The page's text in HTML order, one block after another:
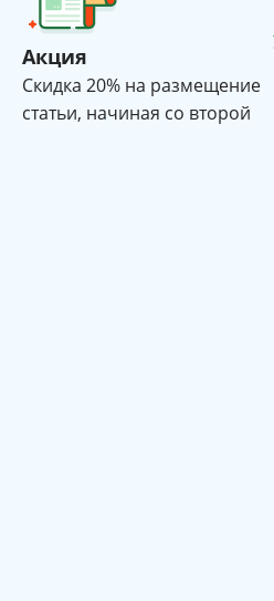
Акция
Cкидка 20% на размещение
статьи, начиная со второй